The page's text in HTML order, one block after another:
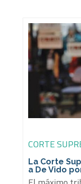
CORTE
La Corte
a De Vido